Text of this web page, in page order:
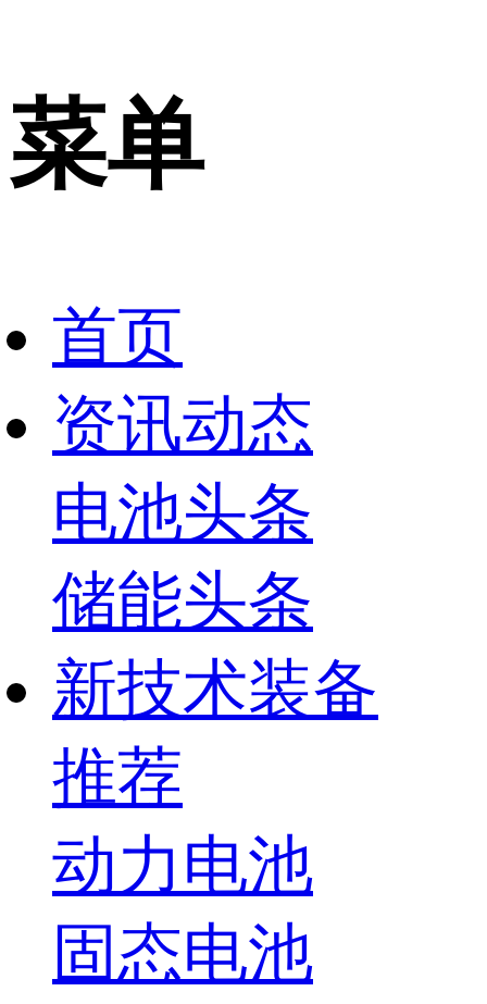
菜单
首页
资讯动态
电池头条
储能头条
新技术装备
推荐
动力电池
固态电池